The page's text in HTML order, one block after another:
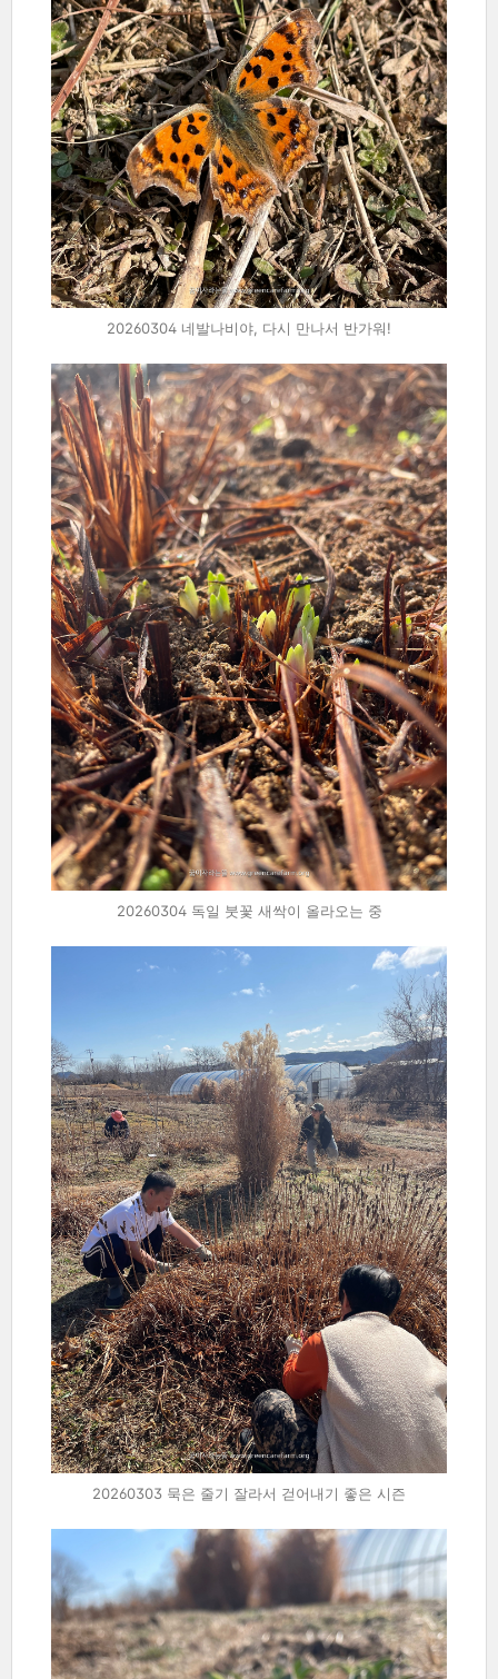
20260304 네발나비야, 다시 만나서 반가워!
20260304 독일 붓꽃 새싹이 올라오는 중
20260303 묵은 줄기 잘라서 걷어내기 좋은 시즌